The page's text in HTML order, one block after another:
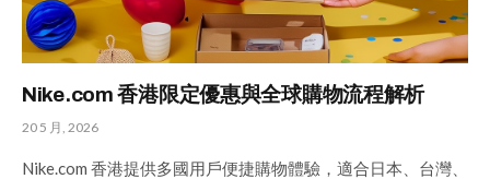
Nike.com 香港限定優惠與全球購物流程解析
20 5 月, 2026
Nike.com 香港提供多國用戶便捷購物體驗，適合日本、台灣、